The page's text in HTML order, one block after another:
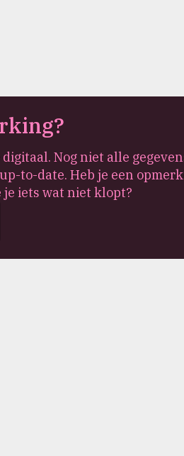
Nog niet alle
to-date. Heb je een
je iets wat niet klopt?